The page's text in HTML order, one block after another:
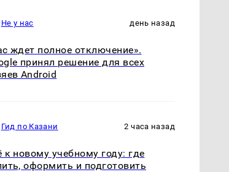
Не у нас день назад
ждет полное отключение».
принял решение для всех
Android
Гид по Казани 2 часа назад
к новому учебному году: где
оформить и подготовить